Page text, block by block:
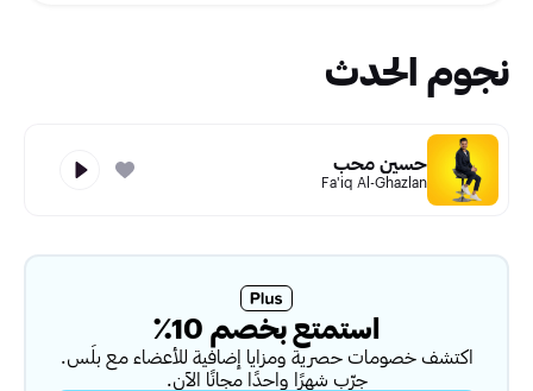
نجوم الحدث
حسين محب
Fa'iq Al-Ghazlan
استمتع بخصم 10٪
اكتشف خصومات حصرية ومزايا إضافية للأعضاء مع بلَس.
جرّب شهرًا واحدًا مجانًا الآن.